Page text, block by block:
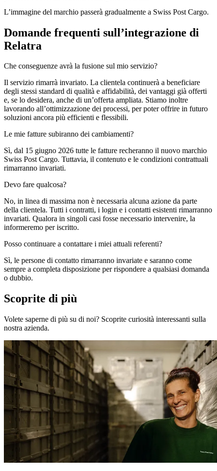
L’immagine del marchio passerà gradualmente a Swiss Post Cargo.
Domande frequenti sull’integrazione di
Relatra
Che conseguenze avrà la fusione sul mio servizio?
Il servizio rimarrà invariato. La clientela continuerà a beneficiare
degli stessi standard di qualità e affidabilità, dei vantaggi già offerti
e, se lo desidera, anche di un’offerta ampliata. Stiamo inoltre
lavorando all’ottimizzazione dei processi, per poter offrire in futuro
soluzioni ancora più efficienti e flessibili.
Le mie fatture subiranno dei cambiamenti?
Sì, dal 15 giugno 2026 tutte le fatture recheranno il nuovo marchio
Swiss Post Cargo. Tuttavia, il contenuto e le condizioni contrattuali
rimarranno invariati.
Devo fare qualcosa?
No, in linea di massima non è necessaria alcuna azione da parte
della clientela. Tutti i contratti, i login e i contatti esistenti rimarranno
invariati. Qualora in singoli casi fosse necessario intervenire, la
informeremo per iscritto.
Posso continuare a contattare i miei attuali referenti?
Sì, le persone di contatto rimarranno invariate e saranno come
sempre a completa disposizione per rispondere a qualsiasi domanda
o dubbio.
Scoprite di più
Volete saperne di più su di noi? Scoprite curiosità interessanti sulla
nostra azienda.